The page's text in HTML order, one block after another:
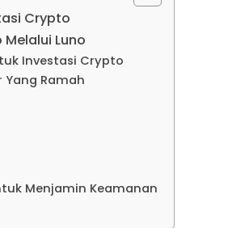
Crypto
Luno
Investasi Crypto
Yang Ramah
Menjamin Keamanan